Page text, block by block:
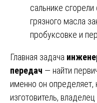
сальнике
грязного масла
пробуксовке и
Главная задача
передач — найти
именно он определяет,
изготовитель,